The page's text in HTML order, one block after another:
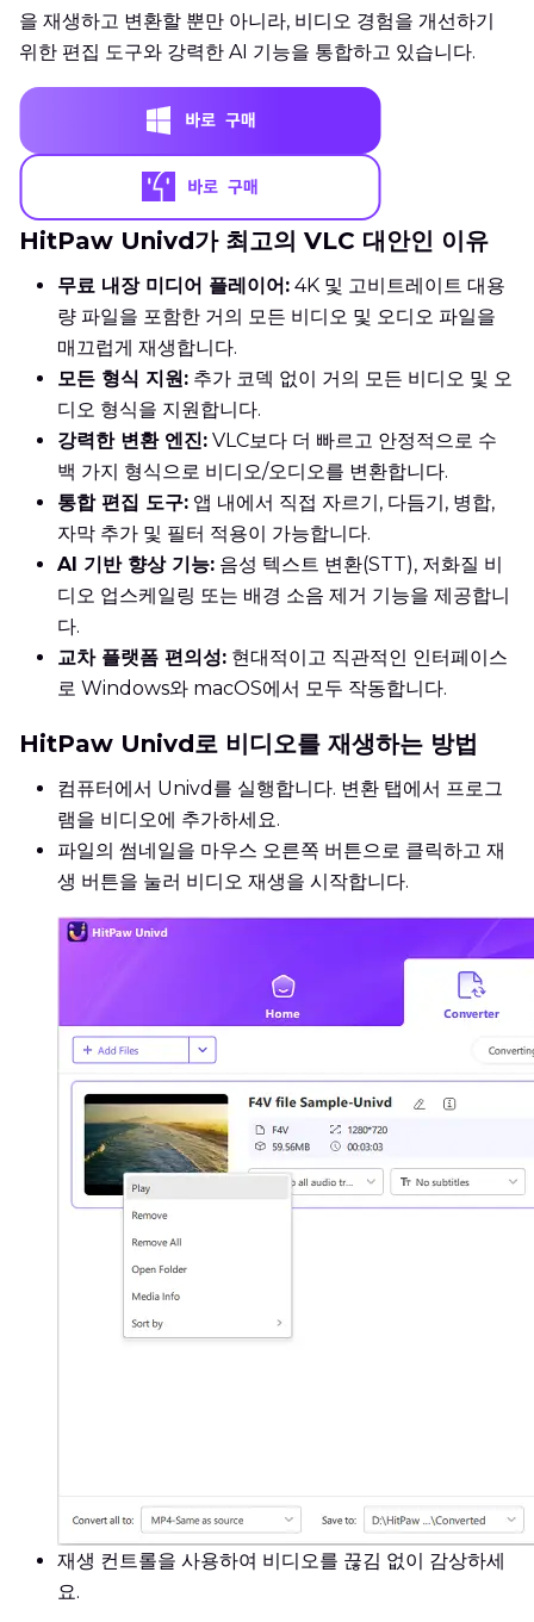
을 재생하고 변환할 뿐만 아니라, 비디오 경험을 개선하기
위한 편집 도구와 강력한 AI 기능을 통합하고 있습니다.
HitPaw Univd가 최고의 VLC 대안인 이유
무료 내장 미디어 플레이어: 4K 및 고비트레이트 대용
량 파일을 포함한 거의 모든 비디오 및 오디오 파일을
매끄럽게 재생합니다.
모든 형식 지원: 추가 코덱 없이 거의 모든 비디오 및 오
디오 형식을 지원합니다.
강력한 변환 엔진: VLC보다 더 빠르고 안정적으로 수
백 가지 형식으로 비디오/오디오를 변환합니다.
통합 편집 도구: 앱 내에서 직접 자르기, 다듬기, 병합,
자막 추가 및 필터 적용이 가능합니다.
AI 기반 향상 기능: 음성 텍스트 변환(STT), 저화질 비
디오 업스케일링 또는 배경 소음 제거 기능을 제공합니
다.
교차 플랫폼 편의성: 현대적이고 직관적인 인터페이스
로 Windows와 macOS에서 모두 작동합니다.
HitPaw Univd로 비디오를 재생하는 방법
컴퓨터에서 Univd를 실행합니다. 변환 탭에서 프로그
램을 비디오에 추가하세요.
파일의 썸네일을 마우스 오른쪽 버튼으로 클릭하고 재
생 버튼을 눌러 비디오 재생을 시작합니다.
재생 컨트롤을 사용하여 비디오를 끊김 없이 감상하세
요.